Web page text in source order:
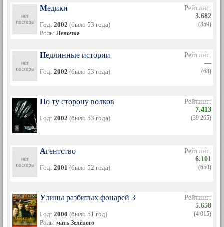
Медики
Год: 2002 (было 53 года)
Роль: Леночка
Рейтинг:
3.682
(359)
Недлинные истории
Год: 2002 (было 53 года)
Рейтинг:
—
(68)
По ту сторону волков
Год: 2002 (было 53 года)
Рейтинг:
7.413
(39 265)
Агентство
Год: 2001 (было 52 года)
Рейтинг:
6.101
(650)
Улицы разбитых фонарей 3
Год: 2000 (было 51 год)
Роль: мать Зелёного
Рейтинг:
5.658
(4 015)